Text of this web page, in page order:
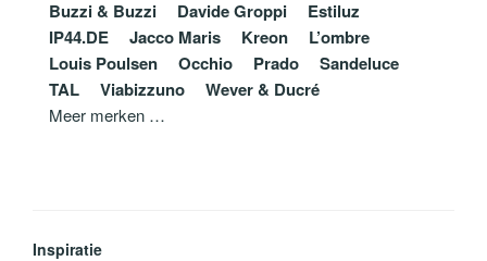
Buzzi & Buzzi
Davide Groppi
Estiluz
IP44.DE
Jacco Maris Kreon
L’ombre
Louis Poulsen
Occhio Prado
Sandeluce
TAL
Viabizzuno Wever & Ducré
Meer merken …
Inspiratie